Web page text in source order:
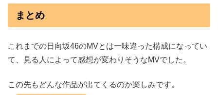
まとめ
これまでの日向坂46のMVとは一味違った構成になってい
て、見る人によって感想が変わりそうなMVでした。
この先もどんな作品が出てくるのか楽しみです。